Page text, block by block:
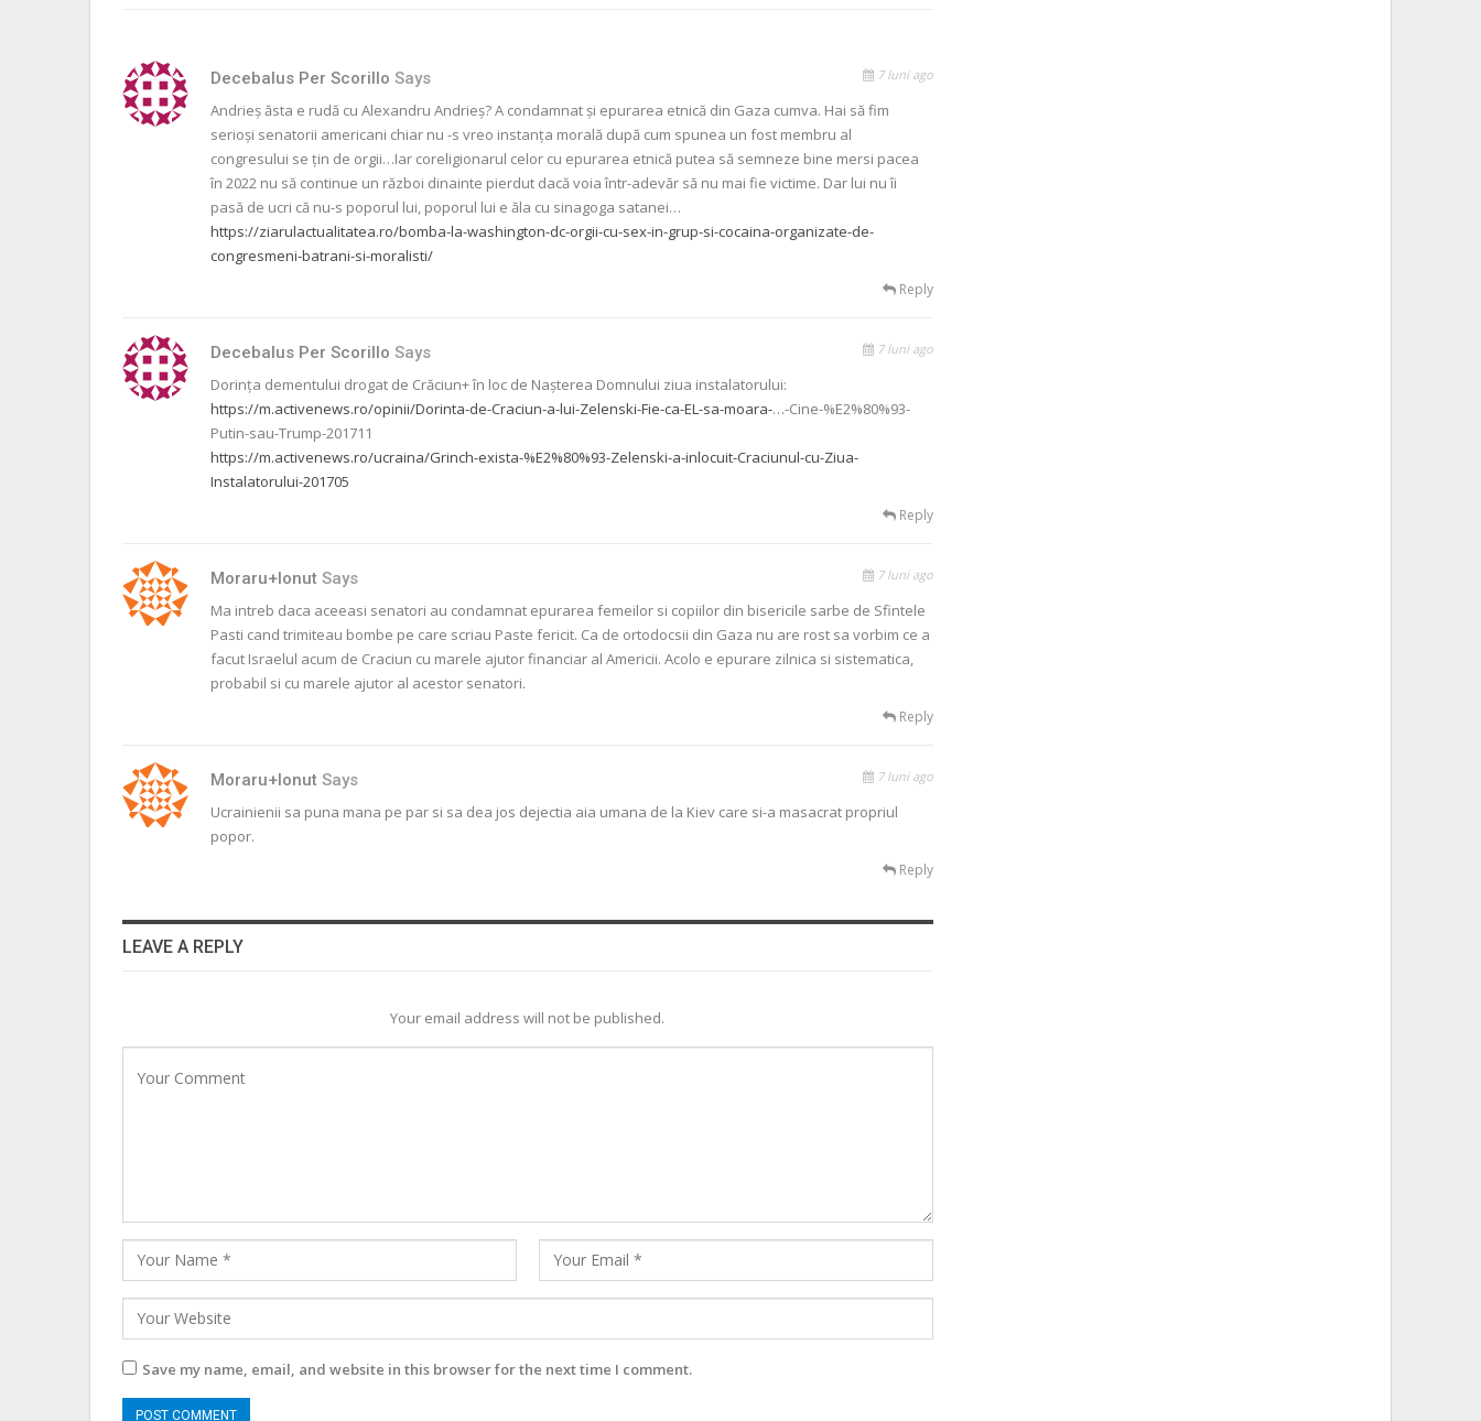
Decebalus Per Scorillo Says 7 luni ago
Andrieș ăsta e rudă cu Alexandru Andrieș? A condamnat și epurarea etnică din Gaza cumva. Hai să fim
serioși senatorii americani chiar nu -s vreo instanța morală după cum spunea un fost membru al
congresului se țin de orgii…Iar coreligionarul celor cu epurarea etnică putea să semneze bine mersi pacea
în 2022 nu să continue un război dinainte pierdut dacă voia într-adevăr să nu mai fie victime. Dar lui nu îi
pasă de ucri că nu-s poporul lui, poporul lui e ăla cu sinagoga satanei…
https://ziarulactualitatea.ro/bomba-la-washington-dc-orgii-cu-sex-in-grup-si-cocaina-organizate-de-
congresmeni-batrani-si-moralisti/
Reply
Decebalus Per Scorillo Says 7 luni ago
Dorința dementului drogat de Crăciun+ în loc de Nașterea Domnului ziua instalatorului:
https://m.activenews.ro/opinii/Dorinta-de-Craciun-a-lui-Zelenski-Fie-ca-EL-sa-moara-…-Cine-%E2%80%93-
Putin-sau-Trump-201711
https://m.activenews.ro/ucraina/Grinch-exista-%E2%80%93-Zelenski-a-inlocuit-Craciunul-cu-Ziua-
Instalatorului-201705
Reply
Moraru+Ionut Says 7 luni ago
Ma intreb daca aceeasi senatori au condamnat epurarea femeilor si copiilor din bisericile sarbe de Sfintele
Pasti cand trimiteau bombe pe care scriau Paste fericit. Ca de ortodocsii din Gaza nu are rost sa vorbim ce a
facut Israelul acum de Craciun cu marele ajutor financiar al Americii. Acolo e epurare zilnica si sistematica,
probabil si cu marele ajutor al acestor senatori.
Reply
Moraru+Ionut Says 7 luni ago
Ucrainienii sa puna mana pe par si sa dea jos dejectia aia umana de la Kiev care si-a masacrat propriul
popor.
Reply
LEAVE A REPLY
Your email address will not be published.
Save my name, email, and website in this browser for the next time I comment.